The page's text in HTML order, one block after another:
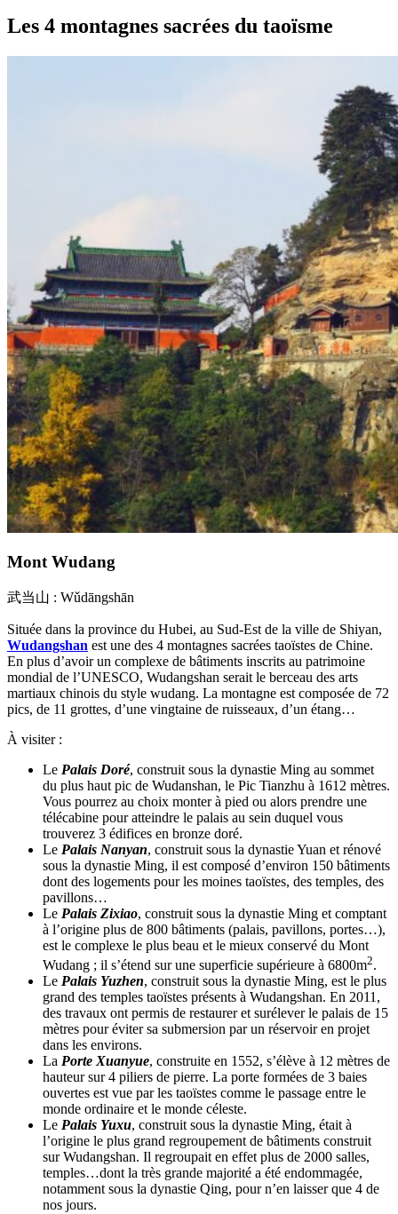
Les 4 montagnes sacrées du taoïsme
Mont Wudang
武当山 : Wǔdāngshān
Située dans la province du Hubei, au Sud-Est de la ville de Shiyan,
Wudangshan est une des 4 montagnes sacrées taoïstes de Chine.
En plus d’avoir un complexe de bâtiments inscrits au patrimoine
mondial de l’UNESCO, Wudangshan serait le berceau des arts
martiaux chinois du style wudang. La montagne est composée de 72
pics, de 11 grottes, d’une vingtaine de ruisseaux, d’un étang…
À visiter :
Le Palais Doré, construit sous la dynastie Ming au sommet
du plus haut pic de Wudanshan, le Pic Tianzhu à 1612 mètres.
Vous pourrez au choix monter à pied ou alors prendre une
télécabine pour atteindre le palais au sein duquel vous
trouverez 3 édifices en bronze doré.
Le Palais Nanyan, construit sous la dynastie Yuan et rénové
sous la dynastie Ming, il est composé d’environ 150 bâtiments
dont des logements pour les moines taoïstes, des temples, des
pavillons…
Le Palais Zixiao, construit sous la dynastie Ming et comptant
à l’origine plus de 800 bâtiments (palais, pavillons, portes…),
est le complexe le plus beau et le mieux conservé du Mont
Wudang ; il s’étend sur une superficie supérieure à 6800m2.
Le Palais Yuzhen, construit sous la dynastie Ming, est le plus
grand des temples taoïstes présents à Wudangshan. En 2011,
des travaux ont permis de restaurer et surélever le palais de 15
mètres pour éviter sa submersion par un réservoir en projet
dans les environs.
La Porte Xuanyue, construite en 1552, s’élève à 12 mètres de
hauteur sur 4 piliers de pierre. La porte formées de 3 baies
ouvertes est vue par les taoïstes comme le passage entre le
monde ordinaire et le monde céleste.
Le Palais Yuxu, construit sous la dynastie Ming, était à
l’origine le plus grand regroupement de bâtiments construit
sur Wudangshan. Il regroupait en effet plus de 2000 salles,
temples…dont la très grande majorité a été endommagée,
notamment sous la dynastie Qing, pour n’en laisser que 4 de
nos jours.